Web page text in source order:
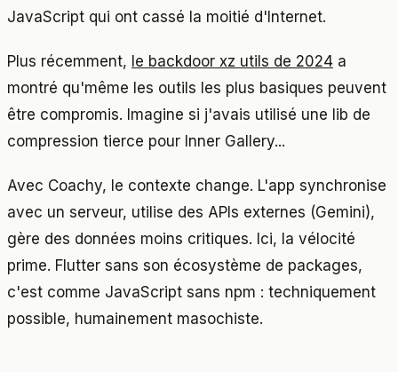
JavaScript qui ont cassé la moitié d'Internet.
Plus récemment, le backdoor xz utils de 2024 a
montré qu'même les outils les plus basiques peuvent
être compromis. Imagine si j'avais utilisé une lib de
compression tierce pour Inner Gallery...
Avec Coachy, le contexte change. L'app synchronise
avec un serveur, utilise des APIs externes (Gemini),
gère des données moins critiques. Ici, la vélocité
prime. Flutter sans son écosystème de packages,
c'est comme JavaScript sans npm : techniquement
possible, humainement masochiste.